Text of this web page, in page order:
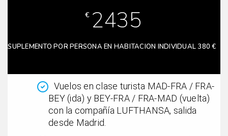
€ 2435
SUPLEMENTO POR PERSONA EN HABITACION INDIVIDUAL 380 €
Vuelos en clase turista MAD-FRA / FRA-
BEY (ida) y BEY-FRA / FRA-MAD (vuelta)
con la compañía LUFTHANSA, salida
desde Madrid.